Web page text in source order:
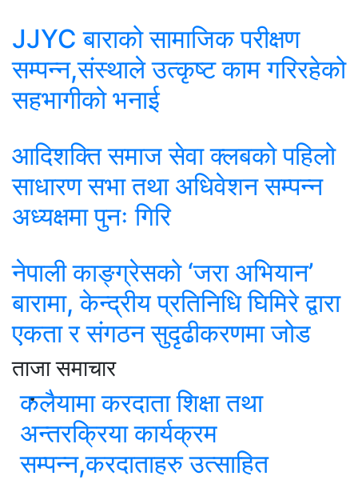
JJYC बाराको सामाजिक परीक्षण
सम्पन्न,संस्थाले उत्कृष्ट काम गरिरहेको
सहभागीको भनाई
आदिशक्ति समाज सेवा क्लबको पहिलो
साधारण सभा तथा अधिवेशन सम्पन्न
अध्यक्षमा पुनः गिरि
नेपाली काङ्ग्रेसको ‘जरा अभियान’
बारामा, केन्द्रीय प्रतिनिधि घिमिरे द्वारा
एकता र संगठन सुदृढीकरणमा जोड
ताजा समाचार
कलैयामा करदाता शिक्षा तथा
अन्तरक्रिया कार्यक्रम
सम्पन्न,करदाताहरु उत्साहित